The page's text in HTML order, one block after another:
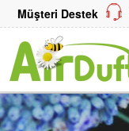
Müşteri Destek
ENGLISH